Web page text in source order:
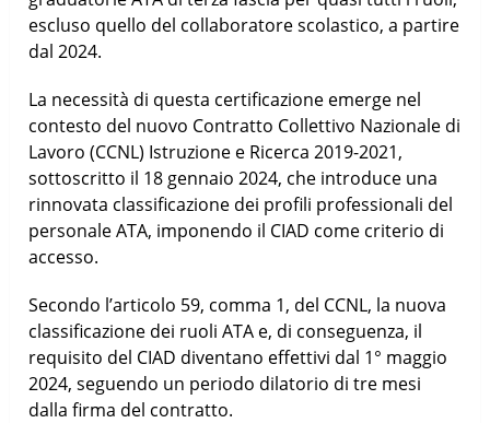
escluso quello del collaboratore scolastico, a partire
dal 2024.
La necessità di questa certificazione emerge nel
contesto del nuovo Contratto Collettivo Nazionale di
Lavoro (CCNL) Istruzione e Ricerca 2019-2021,
sottoscritto il 18 gennaio 2024, che introduce una
rinnovata classificazione dei profili professionali del
personale ATA, imponendo il CIAD come criterio di
accesso.
Secondo l’articolo 59, comma 1, del CCNL, la nuova
classificazione dei ruoli ATA e, di conseguenza, il
requisito del CIAD diventano effettivi dal 1° maggio
2024, seguendo un periodo dilatorio di tre mesi
dalla firma del contratto.